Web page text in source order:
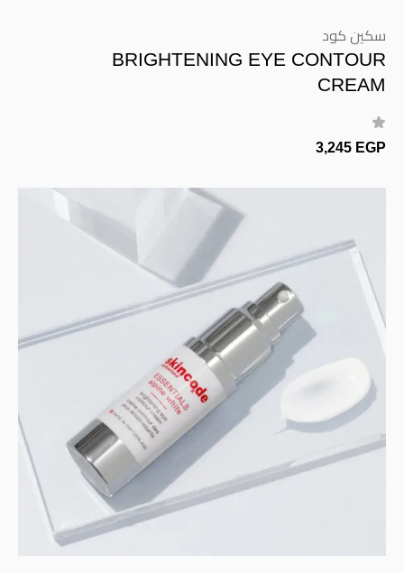
سكين كود
BRIGHTENING EYE CONTOUR
CREAM
3,245 EGP